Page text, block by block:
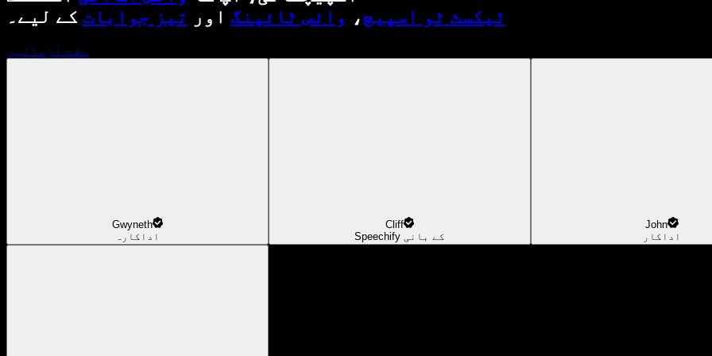
ٹیکسٹ ٹو اسپیچ، وائس ٹائپنگ اور تیز جوابات کے لیے۔
مفت آزمائیں
Gwyneth
اداکارہ
Cliff
Speechify کے بانی
John
اداکار